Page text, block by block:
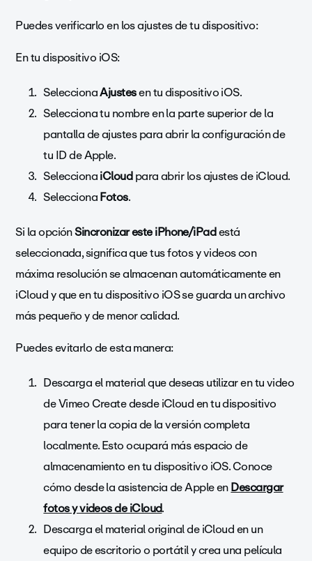
Puedes verificarlo en los ajustes de tu dispositivo:
En tu dispositivo iOS:
SeleccionaAjustesen tu dispositivo iOS.
Selecciona tu nombre en la parte superior de la
pantalla de ajustes para abrir la configuración de
tu ID de Apple.
SeleccionaiCloudpara abrir los ajustes de iCloud.
SeleccionaFotos.
Si la opciónSincronizar este iPhone/iPadestá
seleccionada, significa que tus fotos y videos con
máxima resolución se almacenan automáticamente en
iCloud y que en tu dispositivo iOS se guarda un archivo
más pequeño y de menor calidad.
Puedes evitarlo de esta manera:
Descarga el material que deseas utilizar en tu video
de Vimeo Create desde iCloud en tu dispositivo
para tener la copia de la versión completa
localmente. Esto ocupará más espacio de
almacenamiento en tu dispositivo iOS. Conoce
cómo desde la asistencia de Apple enDescargar
fotos y videos de iCloud.
Descarga el material original de iCloud en un
equipo de escritorio o portátil y crea una película